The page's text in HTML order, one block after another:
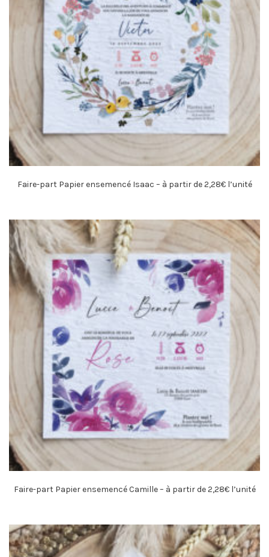
Faire-part Papier ensemencé Isaac – à partir de 2,28€ l’unité
Faire-part Papier ensemencé Camille – à partir de 2,28€ l’unité